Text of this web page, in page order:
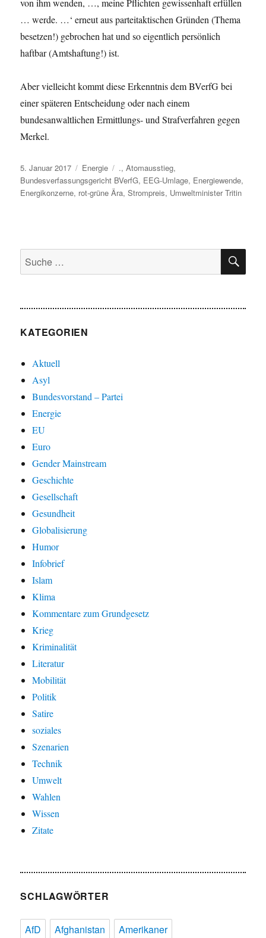
von ihm wenden, …, meine Pflichten gewissenhaft erfüllen
… werde. …‘ erneut aus parteitaktischen Gründen (Thema
besetzen!) gebrochen hat und so eigentlich persönlich
haftbar (Amtshaftung!) ist.
Aber vielleicht kommt diese Erkenntnis dem BVerfG bei
einer späteren Entscheidung oder nach einem
bundesanwaltlichen Ermittlungs- und Strafverfahren gegen
Merkel.
Veröffentlicht
am
5. Januar 2017 Kategorien
Energie Schlagwörter
.,Atomausstieg,
Bundesverfassungsgericht BVerfG, EEG-Umlage, Energiewende,
Energikonzerne, rot-grüne Ära,Strompreis, Umweltminister Tritin
Suche
nach:
KATEGORIEN
Aktuell
Asyl
Bundesvorstand – Partei
Energie
EU
Euro
Gender Mainstream
Geschichte
Gesellschaft
Gesundheit
Globalisierung
Humor
Infobrief
Islam
Klima
Kommentare zum Grundgesetz
Krieg
Kriminalität
Literatur
Mobilität
Politik
Satire
soziales
Szenarien
Technik
Umwelt
Wahlen
Wissen
Zitate
SCHLAGWÖRTER
AfD Afghanistan
Amerikaner